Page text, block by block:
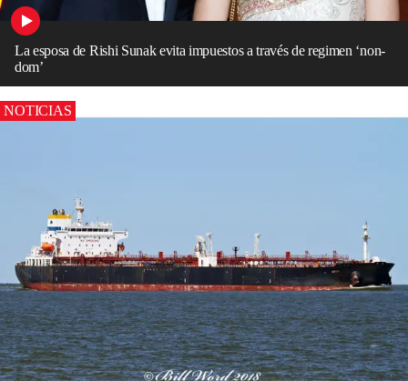
La esposa de Rishi Sunak evita impuestos a través de regimen ‘non-
dom’
NOTICIAS